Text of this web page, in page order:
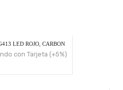
LED ROJO, CARBON
con Tarjeta (+5%)